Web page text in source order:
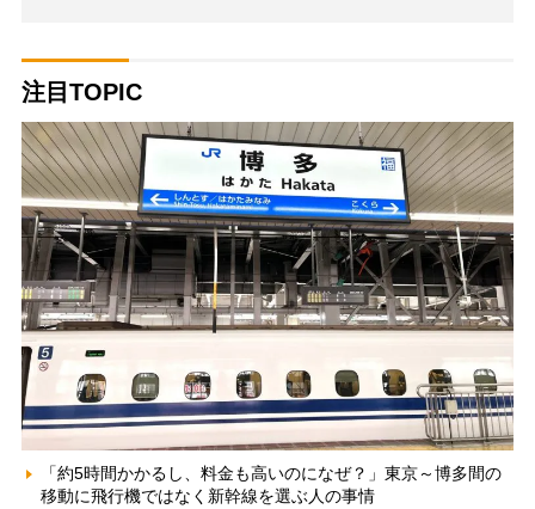
注目TOPIC
「約5時間かかるし、料金も高いのになぜ？」東京～博多間の
移動に飛行機ではなく新幹線を選ぶ人の事情